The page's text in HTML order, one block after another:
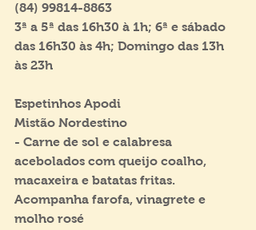
(84) 99814-8863
3ª a 5ª das 16h30 à 1h; 6ª e sábado
das 16h30 às 4h; Domingo das 13h
às 23h
Espetinhos Apodi
Mistão Nordestino
- Carne de sol e calabresa
acebolados com queijo coalho,
macaxeira e batatas fritas.
Acompanha farofa, vinagrete e
molho rosé